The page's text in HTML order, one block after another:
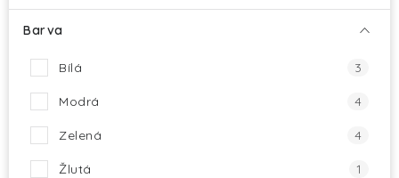
Barva
Bílá 3
Modrá 4
Zelená 4
Žlutá 1